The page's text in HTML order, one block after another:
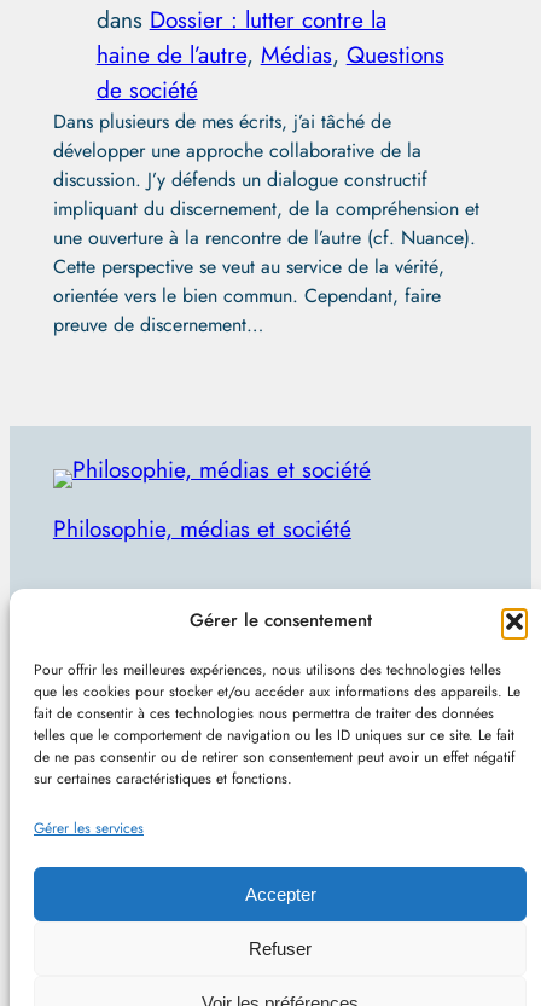
Gérer le consentement
Pour offrir les meilleures expériences, nous utilisons des technologies telles
que les cookies pour stocker et/ou accéder aux informations des appareils. Le
fait de consentir à ces technologies nous permettra de traiter des données
telles que le comportement de navigation ou les ID uniques sur ce site. Le fait
de ne pas consentir ou de retirer son consentement peut avoir un effet négatif
sur certaines caractéristiques et fonctions.
Gérer les services
Accepter
Refuser
dans Dossier : lutter contre la
haine de l’autre, Médias, Questions
de société
Dans plusieurs de mes écrits, j’ai tâché de
développer une approche collaborative de la
discussion. J’y défends un dialogue constructif
impliquant du discernement, de la compréhension et
une ouverture à la rencontre de l’autre (cf. Nuance).
Cette perspective se veut au service de la vérité,
orientée vers le bien commun. Cependant, faire
preuve de discernement…
Philosophie, médias et société
e
c
h
e
r
c
Plan du site–Mentions et confidentialité–Sans
pub et indépendant
Philomedia.be – Philosophie, médias et société –